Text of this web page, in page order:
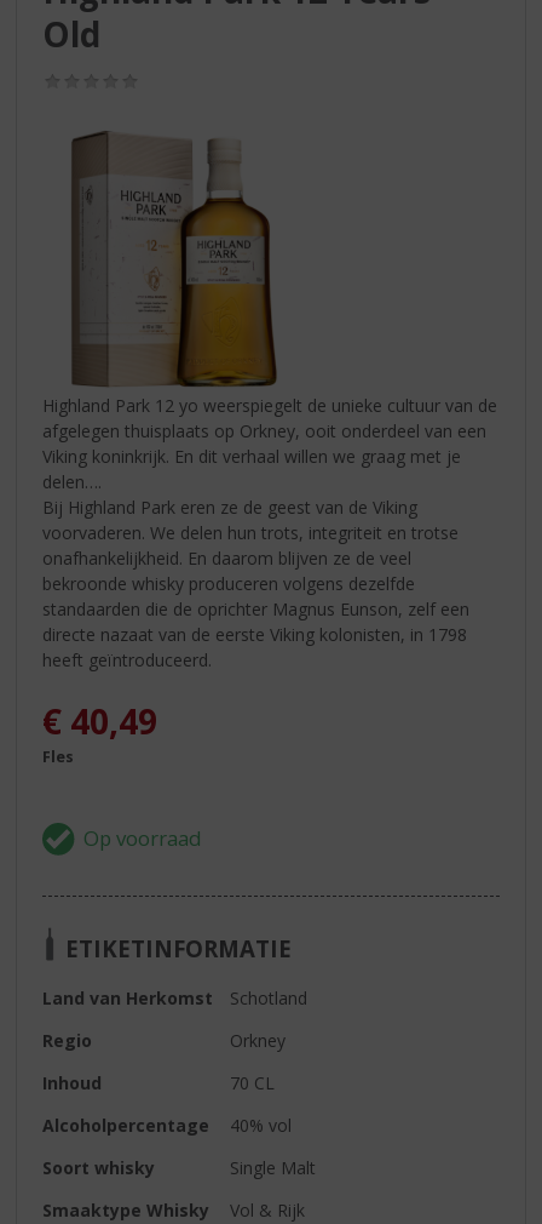
Old
Highland Park 12 yo weerspiegelt de unieke cultuur van de
afgelegen thuisplaats op Orkney, ooit onderdeel van een
Viking koninkrijk. En dit verhaal willen we graag met je
delen….
Bij Highland Park eren ze de geest van de Viking
voorvaderen. We delen hun trots, integriteit en trotse
onafhankelijkheid. En daarom blijven ze de veel
bekroonde whisky produceren volgens dezelfde
standaarden die de oprichter Magnus Eunson, zelf een
directe nazaat van de eerste Viking kolonisten, in 1798
heeft geïntroduceerd.
€ 40,49
Fles
ETIKETINFORMATIE
Land van Herkomst
Schotland
Regio
Orkney
Inhoud
70 CL
Alcoholpercentage
40% vol
Soort whisky
Single Malt
Smaaktype Whisky
Vol & Rijk